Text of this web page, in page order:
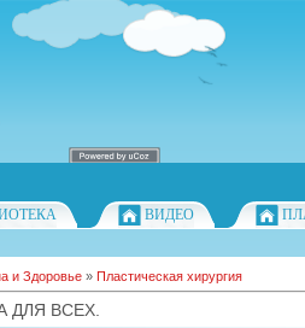
ВИДЕО
и Здоровье » Пластическая хирургия
ДЛЯ ВСЕХ.